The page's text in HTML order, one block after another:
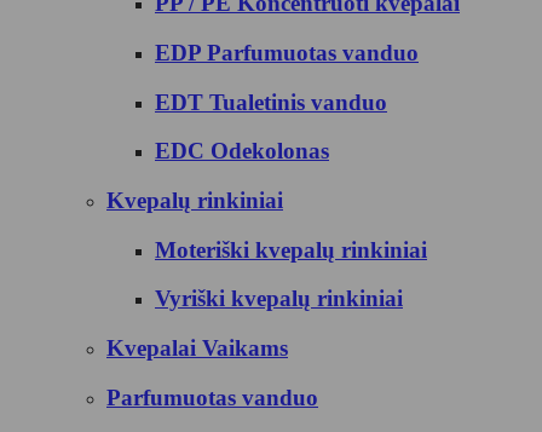
EDP Parfumuotas vanduo
EDT Tualetinis vanduo
EDC Odekolonas
Kvepalų rinkiniai
Moteriški kvepalų rinkiniai
Vyriški kvepalų rinkiniai
Kvepalai Vaikams
Parfumuotas vanduo